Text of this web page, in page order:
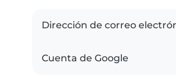
Dirección de correo
Cuenta de Google